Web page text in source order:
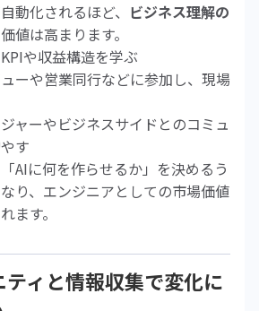
動化されるほど、 ビジネス理解の
値は高まります。
や収益構造を学ぶ
ーや営業同行などに参加し、現場
ャーやビジネスサイドとのコミュ
す
AIに何を作らせるか」を決めるう
り、エンジニアとしての市場価値
ます。
ィと情報収集で変化に